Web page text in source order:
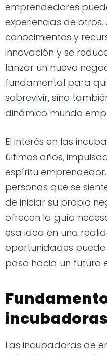
emprendedores
experiencias de
conocimientos y
innovación y se
lanzar un nuevo
fundamental para
sobrevivir, sino
dinámico mundo
El interés en las
últimos años,
espíritu
personas que se
de iniciar su propio
ofrecen la guía
esa idea en una
oportunidades
paso hacia un futuro
Las incubadoras de